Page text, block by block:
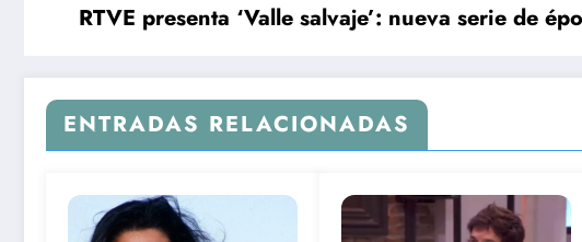
RTVE presenta ‘Valle salvaje’: nueva serie de
ENTRADAS RELACIONADAS